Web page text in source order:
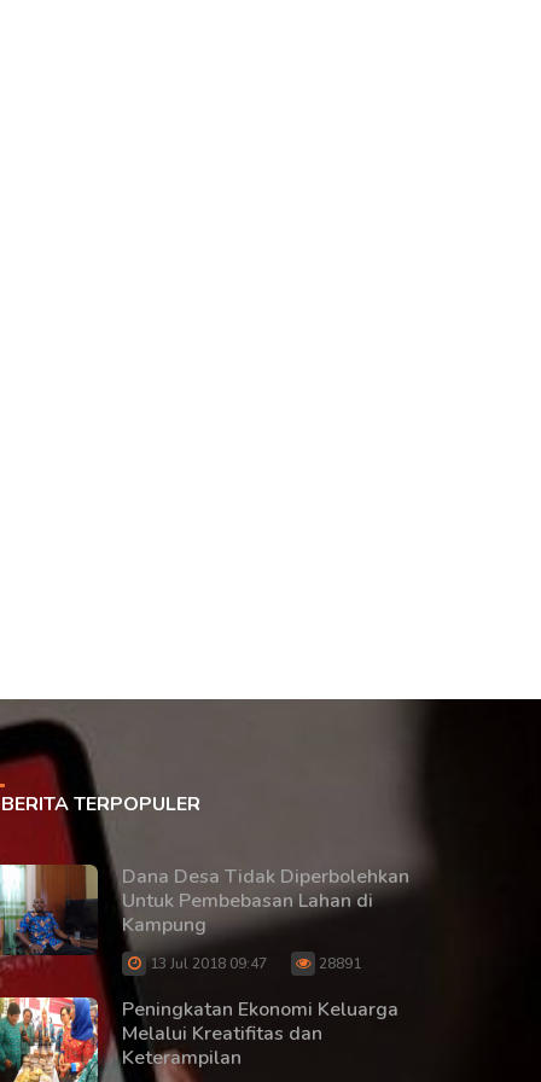
BERITA TERPOPULER
Dana Desa Tidak Diperbolehkan
Untuk Pembebasan Lahan di
Kampung
13 Jul 2018 09:47 28891
Peningkatan Ekonomi Keluarga
Melalui Kreatifitas dan
Keterampilan